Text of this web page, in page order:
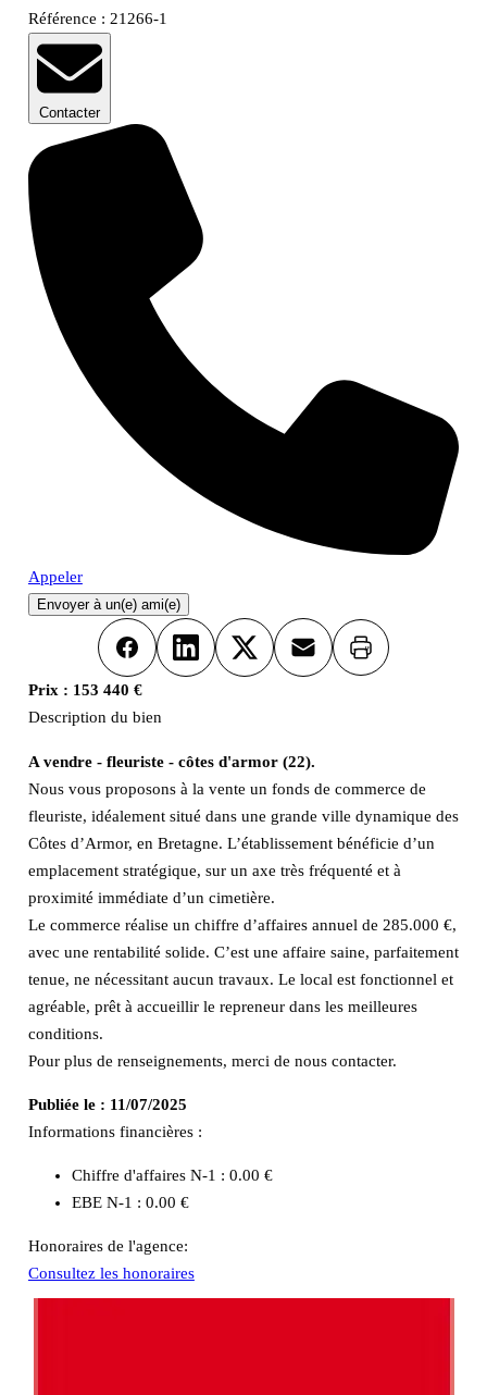
Référence : 21266-1
Contacter
Appeler
Envoyer à un(e) ami(e)
FacebookLinkedInX Email Imprimer
Prix : 153 440 €
Description du bien
A vendre - fleuriste - côtes d'armor (22).
Nous vous proposons à la vente un fonds de commerce de
fleuriste, idéalement situé dans une grande ville dynamique des
Côtes d’Armor, en Bretagne. L’établissement bénéficie d’un
emplacement stratégique, sur un axe très fréquenté et à
proximité immédiate d’un cimetière.
Le commerce réalise un chiffre d’affaires annuel de 285.000 €,
avec une rentabilité solide. C’est une affaire saine, parfaitement
tenue, ne nécessitant aucun travaux. Le local est fonctionnel et
agréable, prêt à accueillir le repreneur dans les meilleures
conditions.
Pour plus de renseignements, merci de nous contacter.
Publiée le : 11/07/2025
Informations financières :
Chiffre d'affaires N-1 : 0.00 €
EBE N-1 : 0.00 €
Honoraires de l'agence:
Consultez les honoraires